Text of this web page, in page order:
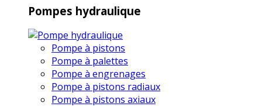
Pompes hydraulique
Pompe à pistons
Pompe à palettes
Pompe à engrenages
Pompe à pistons radiaux
Pompe à pistons axiaux